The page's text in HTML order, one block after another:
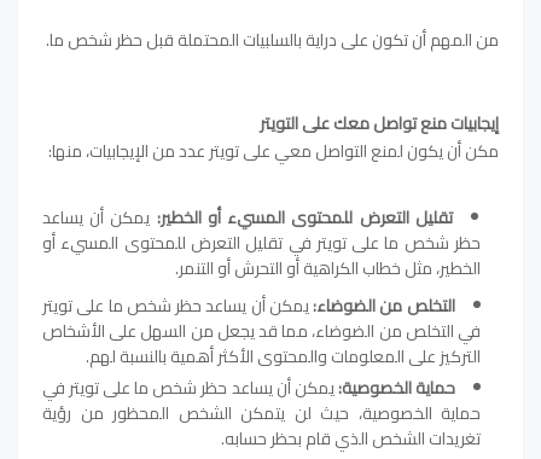
من المهم أن تكون على دراية بالسلبيات المحتملة قبل حظر شخص ما.
إيجابيات منع تواصل معك على التويتر
مكن أن يكون لمنع التواصل معي على تويتر عدد من الإيجابيات، منها:
تقليل التعرض للمحتوى المسيء أو الخطير: يمكن أن يساعد
حظر شخص ما على تويتر في تقليل التعرض للمحتوى المسيء أو
الخطير، مثل خطاب الكراهية أو التحرش أو التنمر.
التخلص من الضوضاء:يمكن أن يساعد حظر شخص ما على تويتر
في التخلص من الضوضاء، مما قد يجعل من السهل على الأشخاص
التركيز على المعلومات والمحتوى الأكثر أهمية بالنسبة لهم.
حماية الخصوصية:يمكن أن يساعد حظر شخص ما على تويتر في
حماية الخصوصية، حيث لن يتمكن الشخص المحظور من رؤية
تغريدات الشخص الذي قام بحظر حسابه.